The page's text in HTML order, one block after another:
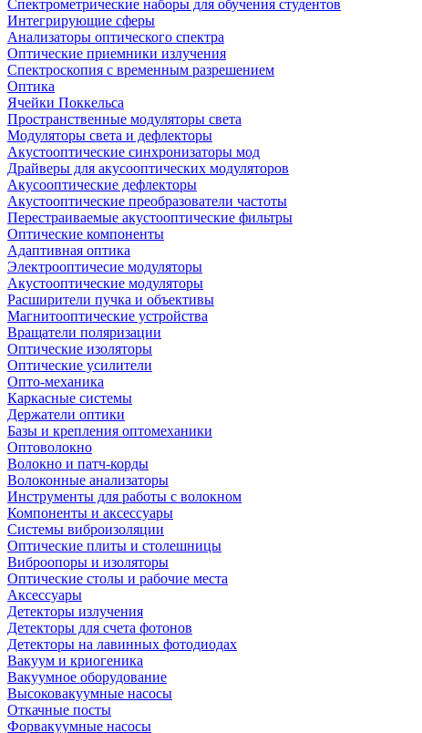
Спектрометрические наборы для обучения студентов
Интегрирующие сферы
Анализаторы оптического спектра
Оптические приемники излучения
Спектроскопия с временным разрешением
Оптика
Ячейки Поккельса
Пространственные модуляторы света
Модуляторы света и дефлекторы
Акустооптические синхронизаторы мод
Драйверы для акусооптических модуляторов
Акусооптические дефлекторы
Акустооптические преобразователи частоты
Перестраиваемые акустооптические фильтры
Оптические компоненты
Адаптивная оптика
Электрооптичесие модуляторы
Акустооптические модуляторы
Расширители пучка и объективы
Магнитооптические устройства
Вращатели поляризации
Оптические изоляторы
Оптические усилители
Опто-механика
Каркасные системы
Держатели оптики
Базы и крепления оптомеханики
Оптоволокно
Волокно и патч-корды
Волоконные анализаторы
Инструменты для работы с волокном
Компоненты и аксессуары
Системы виброизоляции
Оптические плиты и столешницы
Виброопоры и изоляторы
Оптические столы и рабочие места
Аксессуары
Детекторы излучения
Детекторы для счета фотонов
Детекторы на лавинных фотодиодах
Вакуум и криогеника
Вакуумное оборудование
Высоковакуумные насосы
Откачные посты
Форвакуумные насосы